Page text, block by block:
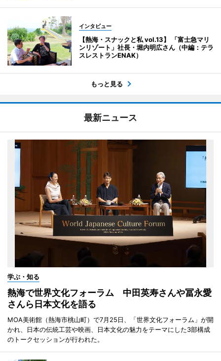
インタビュー
【熱海・スナックと私 vol.13】 「富士急マリ
ンリゾート」社長・堀内明広さん（中編：テラ
スレストランENAK）
もっと見る
最新ニュース
学ぶ・知る
熱海で世界文化フォーラム 中田英寿さんや冨永愛
さんら日本文化を語る
MOA美術館（熱海市桃山町）で7月25日、「世界文化フォーラム」が開
かれ、日本の伝統工芸や映画、日本文化の魅力をテーマにした3部構成
のトークセッションが行われた。